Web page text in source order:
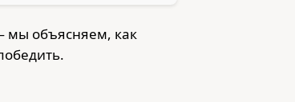
мы объясняем, как